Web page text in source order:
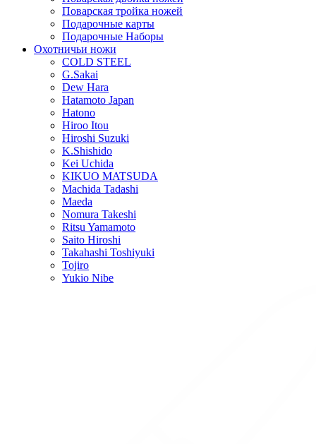
Поварская тройка ножей
Подарочные карты
Подарочные Наборы
Охотничьи ножи
COLD STEEL
G.Sakai
Dew Hara
Hatamoto Japan
Hatono
Hiroo Itou
Hiroshi Suzuki
K.Shishido
Kei Uchida
KIKUO MATSUDA
Machida Tadashi
Maeda
Nomura Takeshi
Ritsu Yamamoto
Saito Hiroshi
Takahashi Toshiyuki
Tojiro
Yukio Nibe